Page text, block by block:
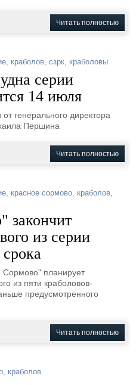
Читать полностью
, краболов, сзрк, краболовы
серии
14 июля
генерального директора
Першина
Читать полностью
, красное сормово, краболов,
закончит
из серии
Сормово" планирует
из пяти краболовов-
предусмотренного
Читать полностью
, краболов